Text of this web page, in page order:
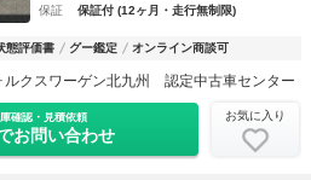
保証
保証付 (12ヶ月・走行無制限)
態評価書 グー鑑定 オンライン商談可
ルクスワーゲン北九州 認定中古車センター
確認・見積依頼
お問い合わせ
お気に入り